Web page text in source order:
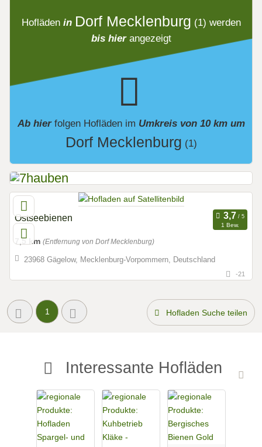
Hofläden in Dorf Mecklenburg (1) werden
bis hierangezeigt
Ab hier folgen Hoflädenim Umkreis von 10 km um
Dorf Mecklenburg (1)
Ostseebienen
1 Bew.
7,5 km (Entfernung von Dorf Mecklenburg)
23968 Gägelow, Mecklenburg-Vorpommern, Deutschland
-21
1 Hofladen Suche teilen
Interessante Hofläden